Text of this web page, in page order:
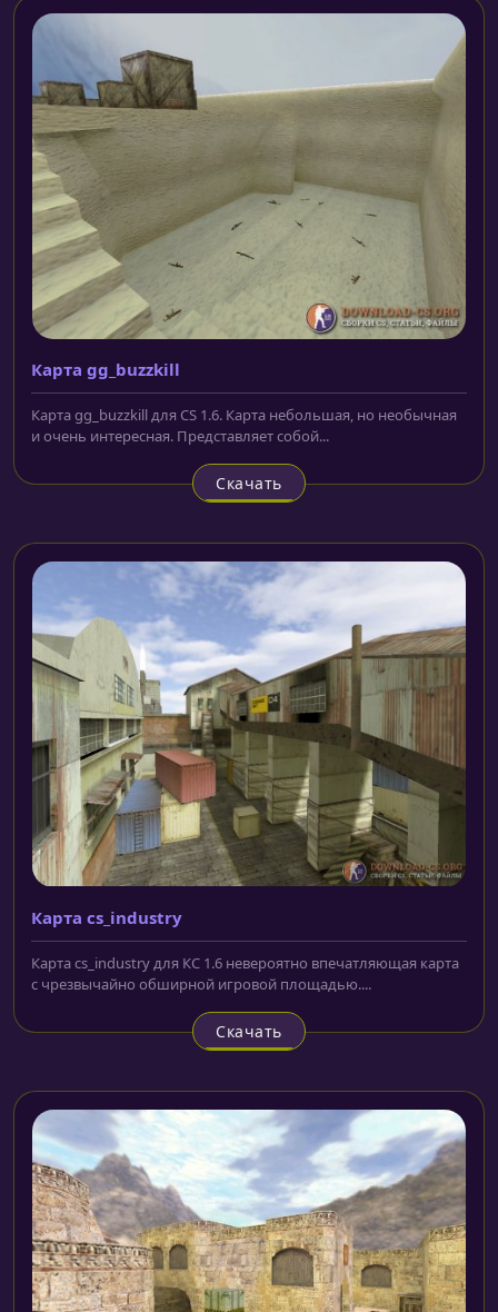
Карта gg_buzzkill
Карта gg_buzzkill для CS 1.6. Карта небольшая, но необычная
и очень интересная. Представляет собой...
Скачать
Карта cs_industry
Карта cs_industry для КС 1.6 невероятно впечатляющая карта
с чрезвычайно обширной игровой площадью....
Скачать